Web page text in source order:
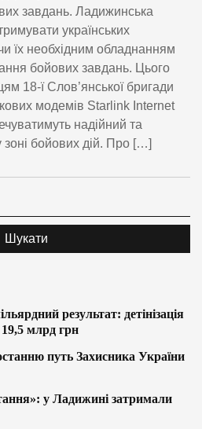
завдань. Ладижинська
українських
їх необхідним обладнанням
бойових завдань. Цього
18-ї Слов’янської бригади
модемів Starlink Internet
надійний та
зоні бойових дій. Про […]
результат: детінізація
млрд грн
путь Захисника України
у Ладижині затримали